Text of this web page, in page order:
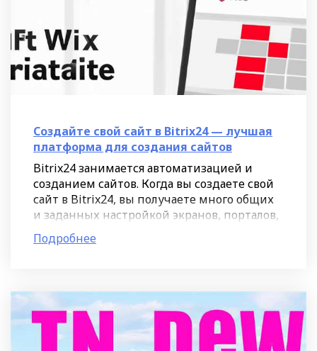
Создайте свой сайт в Bitrix24 — лучшая
платформа для создания сайтов
Bitrix24 занимается автоматизацией и
созданием сайтов. Когда вы создаете свой
сайт в Bitrix24, вы получаете много общих
и заданных настройкой экранов, порталов,
страниц, блоков и виджетов. Данное
решение отлично подойдет для
Подробнее